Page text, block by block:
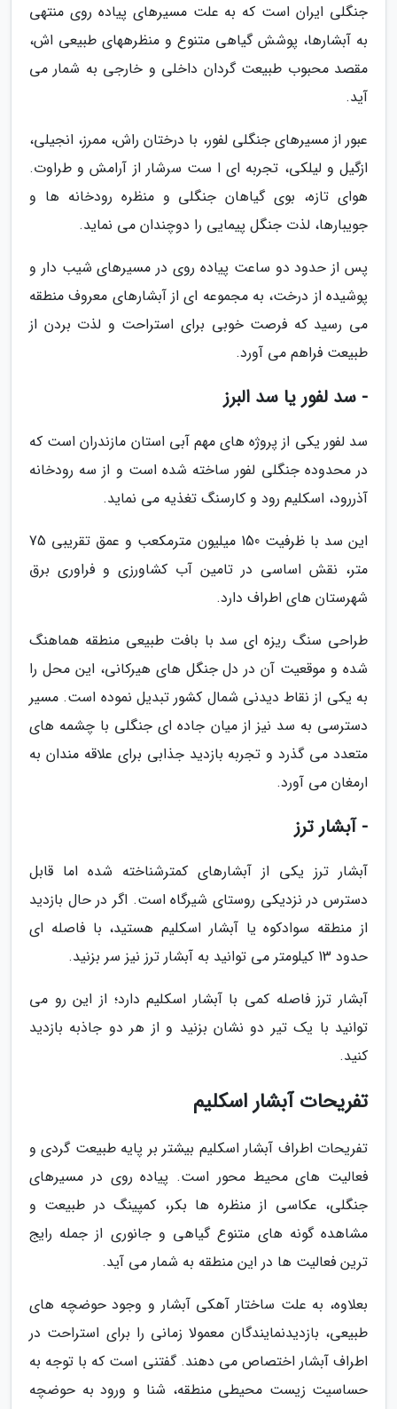
جنگلی ایران است که به علت مسیرهای پیاده روی منتهی
به آبشارها، پوشش گیاهی متنوع و منظرههای طبیعی اش،
مقصد محبوب طبیعت گردان داخلی و خارجی به شمار می
آید.
عبور از مسیرهای جنگلی لفور، با درختان راش، ممرز، انجیلی،
ازگیل و لیلکی، تجربه ای ا ست سرشار از آرامش و طراوت.
هوای تازه، بوی گیاهان جنگلی و منظره رودخانه ها و
جویبارها، لذت جنگل پیمایی را دوچندان می نماید.
پس از حدود دو ساعت پیاده روی در مسیرهای شیب دار و
پوشیده از درخت، به مجموعه ای از آبشارهای معروف منطقه
می رسید که فرصت خوبی برای استراحت و لذت بردن از
طبیعت فراهم می آورد.
- سد لفور یا سد البرز
سد لفور یکی از پروژه های مهم آبی استان مازندران است که
در محدوده جنگلی لفور ساخته شده است و از سه رودخانه
آذررود، اسکلیم رود و کارسنگ تغذیه می نماید.
این سد با ظرفیت 150 میلیون مترمکعب و عمق تقریبی 75
متر، نقش اساسی در تامین آب کشاورزی و فراوری برق
شهرستان های اطراف دارد.
طراحی سنگ ریزه ای سد با بافت طبیعی منطقه هماهنگ
شده و موقعیت آن در دل جنگل های هیرکانی، این محل را
به یکی از نقاط دیدنی شمال کشور تبدیل نموده است. مسیر
دسترسی به سد نیز از میان جاده ای جنگلی با چشمه های
متعدد می گذرد و تجربه بازدید جذابی برای علاقه مندان به
ارمغان می آورد.
- آبشار ترز
آبشار ترز یکی از آبشارهای کمترشناخته شده اما قابل
دسترس در نزدیکی روستای شیرگاه است. اگر در حال بازدید
از منطقه سوادکوه یا آبشار اسکلیم هستید، با فاصله ای
حدود 13 کیلومتر می توانید به آبشار ترز نیز سر بزنید.
آبشار ترز فاصله کمی با آبشار اسکلیم دارد؛ از این رو می
توانید با یک تیر دو نشان بزنید و از هر دو جاذبه بازدید
کنید.
تفریحات آبشار اسکلیم
تفریحات اطراف آبشار اسکلیم بیشتر بر پایه طبیعت گردی و
فعالیت های محیط محور است. پیاده روی در مسیرهای
جنگلی، عکاسی از منظره ها بکر، کمپینگ در طبیعت و
مشاهده گونه های متنوع گیاهی و جانوری از جمله رایج
ترین فعالیت ها در این منطقه به شمار می آید.
بعلاوه، به علت ساختار آهکی آبشار و وجود حوضچه های
طبیعی، بازدیدنمایندگان معمولا زمانی را برای استراحت در
اطراف آبشار اختصاص می دهند. گفتنی است که با توجه به
حساسیت زیست محیطی منطقه، شنا و ورود به حوضچه